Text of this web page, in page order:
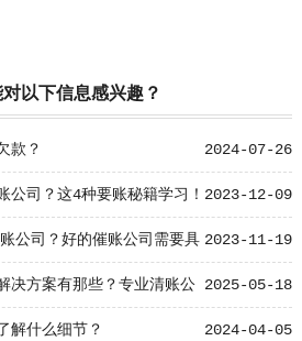
以下信息感兴趣？
2024-07-26
款？
2023-12-09
公司？这4种要账秘籍学习！
2023-11-19
公司？好的催账公司需要具
2025-05-18
决方案有那些？专业清账公
2024-04-05
解什么细节？